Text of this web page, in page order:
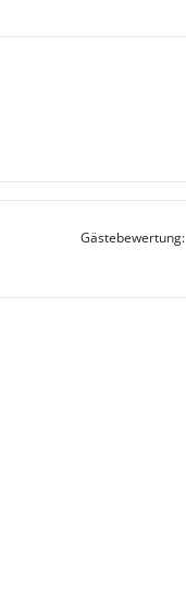
Gästebewertung: